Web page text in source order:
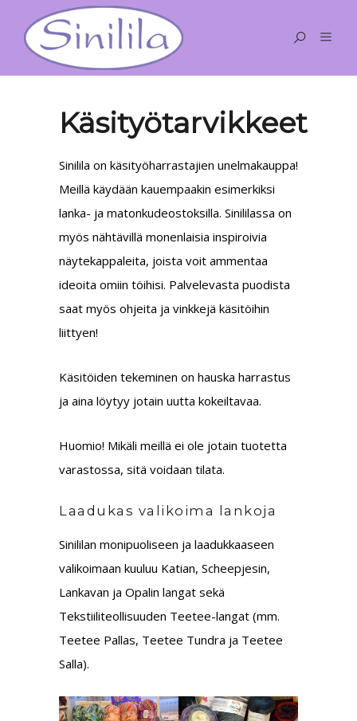
Käsityötarvikkeet
Sinilila on käsityöharrastajien unelmakauppa!
Meillä käydään kauempaakin esimerkiksi
lanka- ja matonkudeostoksilla. Sinililassa on
myös nähtävillä monenlaisia inspiroivia
näytekappaleita, joista voit ammentaa
ideoita omiin töihisi. Palvelevasta puodista
saat myös ohjeita ja vinkkejä käsitöihin
liittyen!
Käsitöiden tekeminen on hauska harrastus
ja aina löytyy jotain uutta kokeiltavaa.
Huomio! Mikäli meillä ei ole jotain tuotetta
varastossa, sitä voidaan tilata.
Laadukas valikoima lankoja
Sinililan monipuoliseen ja laadukkaaseen
valikoimaan kuuluu Katian, Scheepjesin,
Lankavan ja Opalin langat sekä
Tekstiiliteollisuuden Teetee-langat (mm.
Teetee Pallas, Teetee Tundra ja Teetee
Salla).